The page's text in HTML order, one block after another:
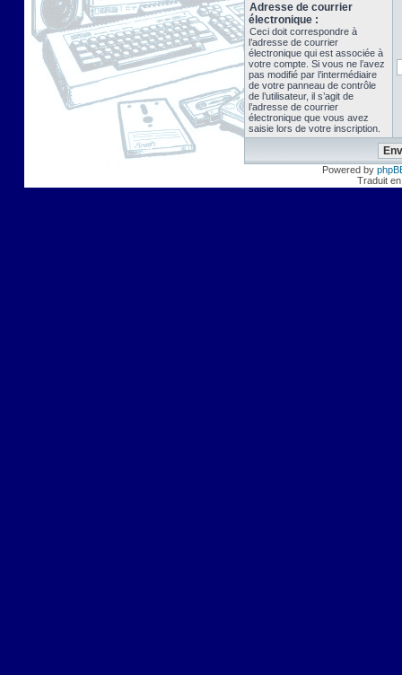
Adresse de courrier
électronique :
Ceci doit correspondre à
l’adresse de courrier
électronique qui est associée à
votre compte. Si vous ne l’avez
pas modifié par l’intermédiaire
de votre panneau de contrôle
de l’utilisateur, il s’agit de
l’adresse de courrier
électronique que vous avez
saisie lors de votre inscription.
Powered by
Traduit